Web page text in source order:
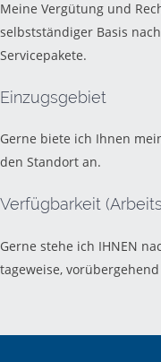
Meine Vergütung und
selbstständiger Basis
Servicepakete.
Einzugsgebiet
Gerne biete ich Ihnen
den Standort an.
Verfügbarkeit
Gerne stehe ich IHNEN
tageweise,